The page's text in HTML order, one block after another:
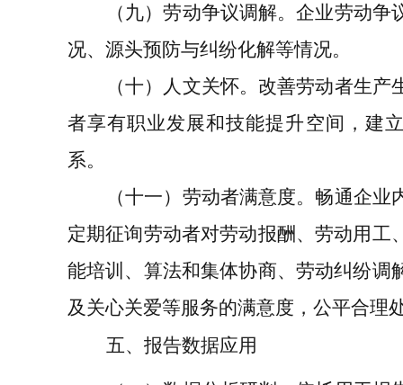
（九）劳动争议调解。企业劳动争
况、源头预防与纠纷化解等情况。
（十）人文关怀。改善劳动者生产
者享有职业发展和技能提升空间，建
系。
（十一）劳动者满意度。畅通企业
定期征询劳动者对劳动报酬、劳动用工
能培训、算法和集体协商、劳动纠纷调
及关心关爱等服务的满意度，公平合理
五、报告数据应用